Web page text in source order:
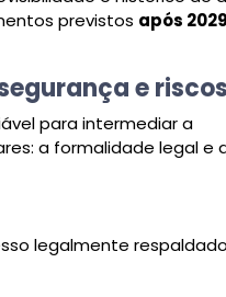
previstos após 2029
e riscos
para intermediar a
a formalidade legal e
legalmente respaldado